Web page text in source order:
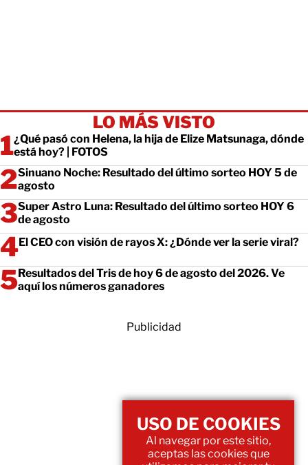
LO MÁS VISTO
¿Qué pasó con Helena, la hija de Elize Matsunaga, dónde
está hoy? | FOTOS
Sinuano Noche: Resultado del último sorteo HOY 5 de
agosto
Super Astro Luna: Resultado del último sorteo HOY 6
de agosto
El CEO con visión de rayos X: ¿Dónde ver la serie viral?
Resultados del Tris de hoy 6 de agosto del 2026. Ve
aquí los números ganadores
Publicidad
USO DE COOKIES
Al navegar por este sitio,
aceptas las cookies que